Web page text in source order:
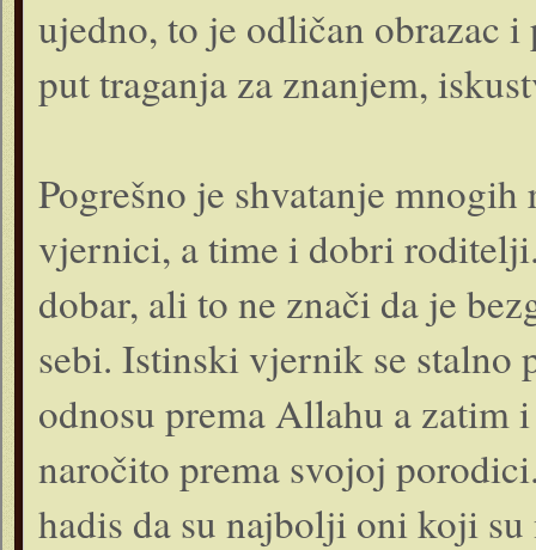
ujedno, to je odličan obrazac
put traganja za znanjem,
Pogrešno je shvatanje
vjernici, a time i dobri
dobar, ali to ne znači da je
sebi. Istinski vjernik se stalno
odnosu prema Allahu a zatim
naročito prema svojoj
hadis da su najbolji oni koji